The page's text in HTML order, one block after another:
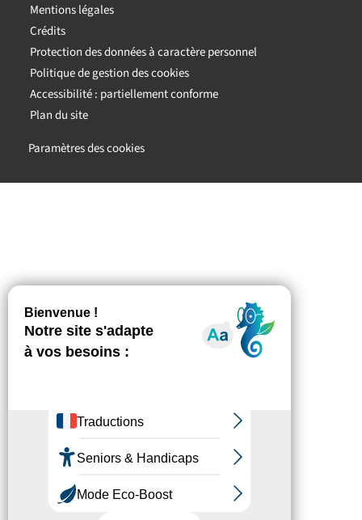
Mentions légales
Crédits
Protection des données à caractère personnel
Politique de gestion des cookies
Accessibilité : partiellement conforme
Plan du site
Paramètres des cookies